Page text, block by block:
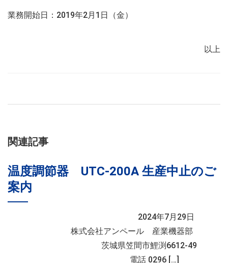
業務開始日：2019年2月1日（金）
以上
関連記事
温度調節器 UTC-200A 生産中止のご
案内
2024年7月29日
株式会社アンペール 産業機器部
茨城県笠間市鯉渕6612-49
電話 0296 […]